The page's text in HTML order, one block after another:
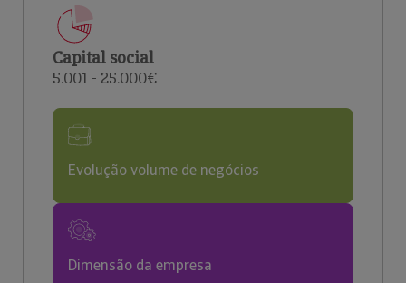
Capital social
5.001 - 25.000€
Evolução volume de negócios
Dimensão da empresa